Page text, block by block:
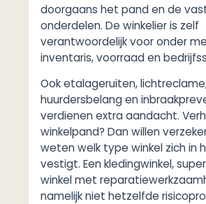
doorgaans het pand en de
onderdelen. De winkelier is zelf
verantwoordelijk voor onder
inventaris, voorraad en
Ook etalageruiten,
huurdersbelang en
verdienen extra aandacht.
winkelpand? Dan willen
weten welk type winkel zich in
vestigt. Een kledingwinkel,
winkel met
namelijk niet hetzelfde